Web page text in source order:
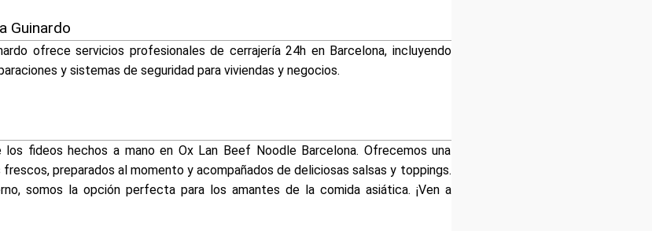
Guinardo
ofrece servicios profesionales de cerrajería 24h en Barcelona, incluyendo
y sistemas de seguridad para viviendas y negocios.
fideos hechos a mano en Ox Lan Beef Noodle Barcelona. Ofrecemos una
preparados al momento y acompañados de deliciosas salsas y toppings.
somos la opción perfecta para los amantes de la comida asiática. ¡Ven a